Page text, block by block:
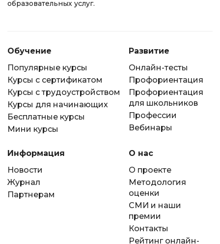
образовательных услуг.
Обучение
Популярные курсы
Курсы с сертификатом
Курсы с трудоустройством
Курсы для начинающих
Бесплатные курсы
Мини курсы
Развитие
Онлайн-тесты
Профориентация
Профориентация
для школьников
Профессии
Вебинары
Информация
Новости
Журнал
Партнерам
О нас
О проекте
Методология
оценки
СМИ и наши
премии
Контакты
Рейтинг онлайн-